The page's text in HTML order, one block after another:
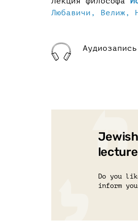
Любавичи, Велиж,
Do you
inform